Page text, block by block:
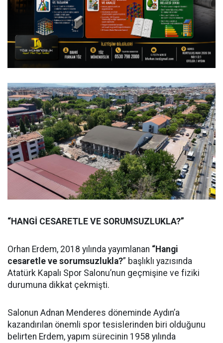
“HANGİ CESARETLE VE SORUMSUZLUKLA?”
Orhan Erdem, 2018 yılında yayımlanan “Hangi
cesaretle ve sorumsuzlukla?” başlıklı yazısında
Atatürk Kapalı Spor Salonu’nun geçmişine ve fiziki
durumuna dikkat çekmişti.
Salonun Adnan Menderes döneminde Aydın’a
kazandırılan önemli spor tesislerinden biri olduğunu
belirten Erdem, yapım sürecinin 1958 yılında